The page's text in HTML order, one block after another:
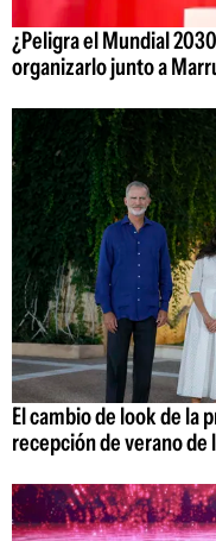
¿Peligra el Mundial
organizarlo junto a
El cambio de look de la
recepción de verano de